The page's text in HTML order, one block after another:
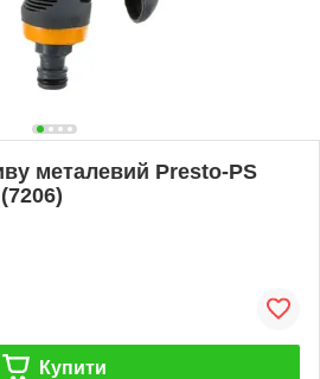
металевий Presto-PS
Купити